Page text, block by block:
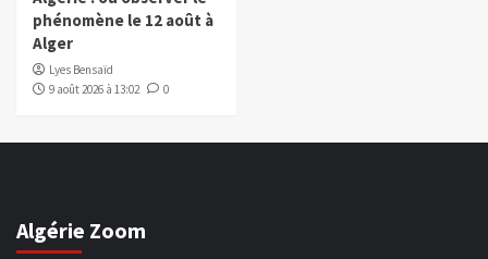
phénomène le 12 août à
Alger
Lyes Bensaïd
9 août 2026 à 13:02
0
Algérie Zoom